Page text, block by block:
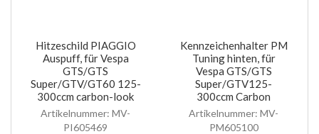
Hitzeschild PIAGGIO
Auspuff, für Vespa
GTS/GTS
Super/GTV/GT60 125-
300ccm carbon-look
Artikelnummer: MV-
PI605469
Kennzeichenhalter PM
Tuning hinten, für
Vespa GTS/GTS
Super/GTV125-
300ccm Carbon
Artikelnummer: MV-
PM605100